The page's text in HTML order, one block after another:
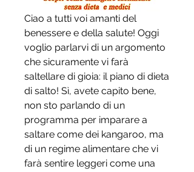
Ciao a tutti voi amanti del
benessere e della salute! Oggi
voglio parlarvi di un argomento
che sicuramente vi farà
saltellare di gioia: il piano di dieta
di salto! Sì, avete capito bene,
non sto parlando di un
programma per imparare a
saltare come dei kangaroo, ma
di un regime alimentare che vi
farà sentire leggeri come una